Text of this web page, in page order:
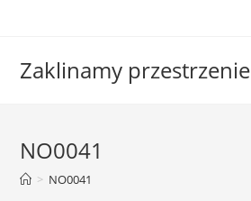
Zaklinamy przestrzenie
NO0041
> NO0041